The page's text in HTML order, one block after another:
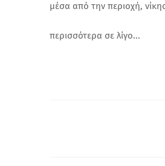
μέσα από την περιοχή,
περισσότερα σε λίγο...